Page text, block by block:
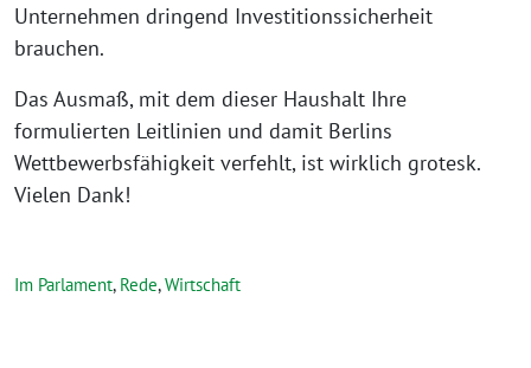
Unternehmen dringend Investitionssicherheit
brauchen.
Das Ausmaß, mit dem dieser Haushalt Ihre
formulierten Leitlinien und damit Berlins
Wettbewerbsfähigkeit verfehlt, ist wirklich grotesk.
Vielen Dank!
Im Parlament, Rede,Wirtschaft